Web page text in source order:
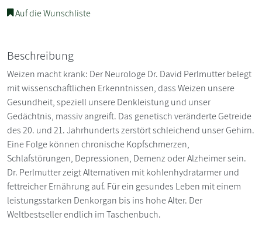
Auf die Wunschliste
Beschreibung
Weizen macht krank: Der Neurologe Dr. David Perlmutter belegt
mit wissenschaftlichen Erkenntnissen, dass Weizen unsere
Gesundheit, speziell unsere Denkleistung und unser
Gedächtnis, massiv angreift. Das genetisch veränderte Getreide
des 20. und 21. Jahrhunderts zerstört schleichend unser Gehirn.
Eine Folge können chronische Kopfschmerzen,
Schlafstörungen, Depressionen, Demenz oder Alzheimer sein.
Dr. Perlmutter zeigt Alternativen mit kohlenhydratarmer und
fettreicher Ernährung auf. Für ein gesundes Leben mit einem
leistungsstarken Denkorgan bis ins hohe Alter. Der
Weltbestseller endlich im Taschenbuch.